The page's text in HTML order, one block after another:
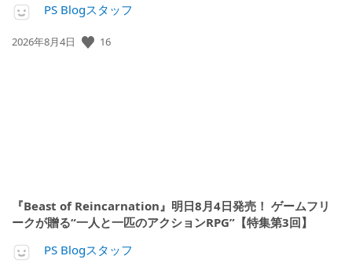
PS Blogスタッフ
公
2026年8月4日 16
『Beast of Reincarnation』明日8月4日発売！ ゲームフリ
ークが贈る“一人と一匹のアクションRPG”【特集第3回】
PS Blogスタッフ